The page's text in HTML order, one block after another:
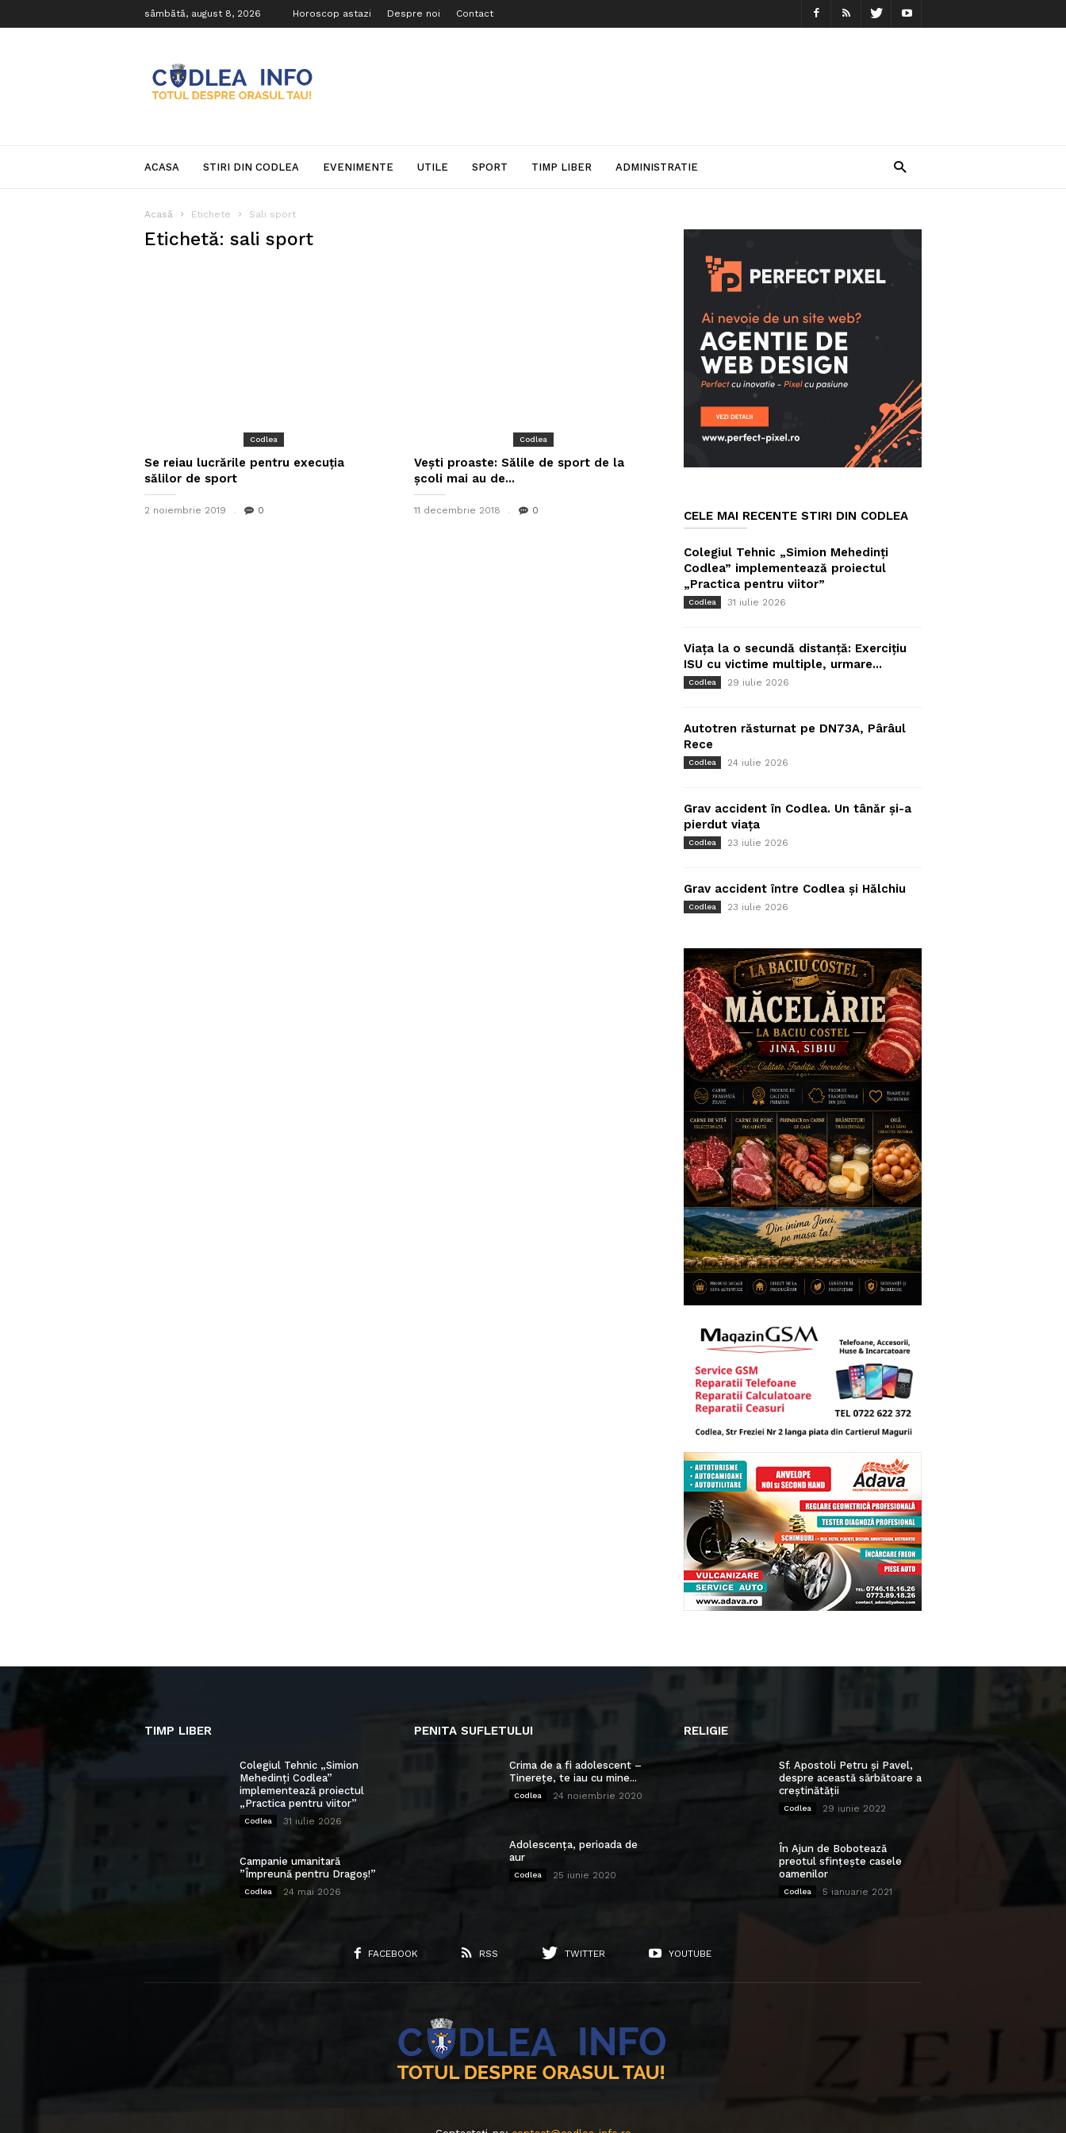
sâmbătă, august 8, 2026 Horoscop astazi Despre noi Contact
Info
ACASA STIRI DIN CODLEA EVENIMENTE UTILE SPORT TIMP LIBER ADMINISTRATIE
Acasă Etichete Sali sport
Etichetă: sali sport
Codlea
Se reiau lucrările pentru execuția
sălilor de sport
2 noiembrie 2019 0
Codlea
Vești proaste: Sălile de sport de la
școli mai au de...
11 decembrie 2018 0 CELE MAI RECENTE STIRI DIN CODLEA
Colegiul Tehnic „Simion Mehedinți
Codlea” implementează proiectul
„Practica pentru viitor”
Codlea 31 iulie 2026
Viața la o secundă distanță: Exercițiu
ISU cu victime multiple, urmare...
Codlea 29 iulie 2026
Autotren răsturnat pe DN73A, Pârâul
Rece
Codlea 24 iulie 2026
Grav accident în Codlea. Un tânăr și-a
pierdut viața
Codlea 23 iulie 2026
Grav accident între Codlea și Hălchiu
Codlea 23 iulie 2026
TIMP LIBER
Colegiul Tehnic „Simion
Mehedinți Codlea”
implementează proiectul
„Practica pentru viitor”
Codlea 31 iulie 2026
Campanie umanitară
”Împreună pentru Dragoș!”
Codlea 24 mai 2026
PENITA SUFLETULUI
Crima de a fi adolescent –
Tinerețe, te iau cu mine...
Codlea 24 noiembrie 2020
Adolescența, perioada de
aur
Codlea 25 iunie 2020
RELIGIE
Sf. Apostoli Petru și Pavel,
despre această sărbătoare a
creștinătății
Codlea 29 iunie 2022
În Ajun de Bobotează
preotul sfințește casele
oamenilor
Codlea 5 ianuarie 2021
FACEBOOK RSS TWITTER YOUTUBE